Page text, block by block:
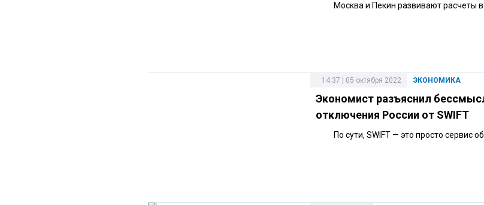
Москва и Пекин развивают расчеты
ЭКОНОМИКА
14:37 | 05 октября 2022
Экономист разъяснил
отключения России от SWIFT
По сути, SWIFT — это просто сервис